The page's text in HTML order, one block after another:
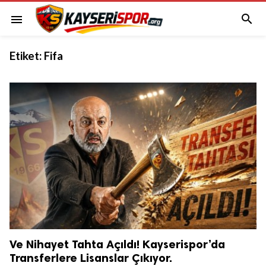
menu 
Etiket: Fifa
Ve Nihayet Tahta Açıldı! Kayserispor’da
Transferlere Lisanslar Çıkıyor.